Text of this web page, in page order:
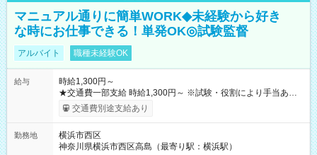
マニュアル通りに簡単WORK◆未経験から好き
な時にお仕事できる！単発OK◎試験監督
アルバイト 職種未経験OK
給与
時給1,300円～
★交通費一部支給 時給1,300円～ ※試験・役割により手当あり
※勤務回数により昇給あり 【即給（前払い）オプションあ
り！】 希望される場合、勤務から1週間ほどで給与の一部を受け
例】 ・河合塾模擬試験 8:30～17:30（休憩1時間） 時給1,300円
×8時間＝日収10,400円＋交通費 ※当日の役割により時給＋100
交通費別途支給あり
勤務地
横浜市西区
神奈川県横浜市西区高島（最寄り駅：横浜駅）